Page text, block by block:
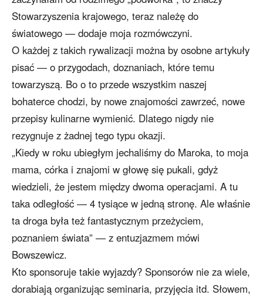
Stowarzyszenia krajowego, teraz należę do
światowego — dodaje moja rozmówczyni.
O każdej z takich rywalizacji można by osobne artykuły
pisać — o przygodach, doznaniach, które temu
towarzyszą. Bo o to przede wszystkim naszej
bohaterce chodzi, by nowe znajomości zawrzeć, nowe
przepisy kulinarne wymienić. Dlatego nigdy nie
rezygnuje z żadnej tego typu okazji.
„Kiedy w roku ubiegłym jechaliśmy do Maroka, to moja
mama, córka i znajomi w głowę się pukali, gdyż
wiedzieli, że jestem między dwoma operacjami. A tu
taka odległość — 4 tysiące w jedną stronę. Ale właśnie
ta droga była też fantastycznym przeżyciem,
poznaniem świata” — z entuzjazmem mówi
Bowszewicz.
Kto sponsoruje takie wyjazdy? Sponsorów nie za wiele,
dorabiają organizując seminaria, przyjęcia itd. Słowem,